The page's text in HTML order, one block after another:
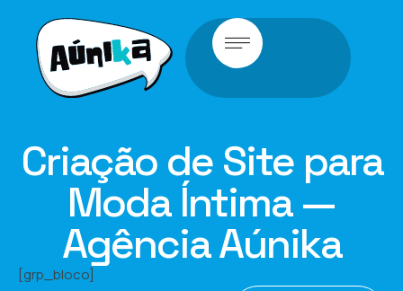
Criação de Site para
Moda Íntima —
Agência Aúnika
[grp_bloco]